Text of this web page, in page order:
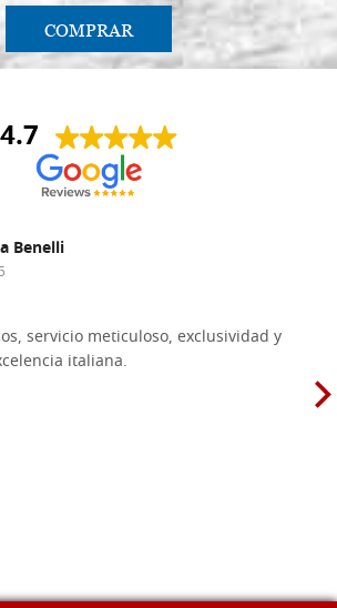
COMPRAR
4.7
Benelli
servicio meticuloso, exclusividad y
italiana.